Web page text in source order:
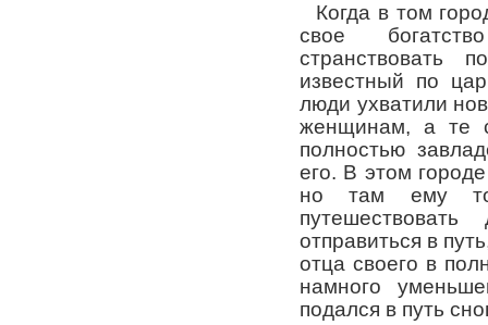
Когда в том
свое
странствовать
известный по
люди ухватили
женщинам, а те
полностью
его. В этом
но там ему
отправиться в
отца своего в
намного
подался в путь